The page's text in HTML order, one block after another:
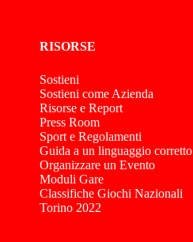
RISORSE
Sostieni
Sostieni come Azienda
Risorse e Report
Press Room
Sport e Regolamenti
Guida a un linguaggio corretto
Organizzare un Evento
Moduli Gare
Classifiche Giochi Nazionali
Torino 2022